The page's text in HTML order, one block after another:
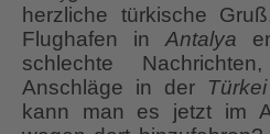
herzliche türkische
Flughafen inAntalya
schlechte
Anschläge in der
Türkei
kann man es jetzt im